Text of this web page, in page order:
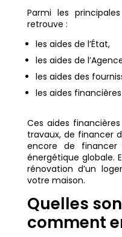
Parmi les
retrouve :
les aides de l’État,
les aides de
les aides des
les aides
Ces aides
travaux, de financer
encore de financer
énergétique globale.
rénovation d’un
votre maison.
Quelles
comment